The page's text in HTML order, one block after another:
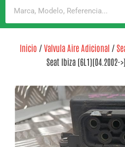
Inicio /Valvula Aire Adicional /
Seat Ibiza (6L1)(04.2002-